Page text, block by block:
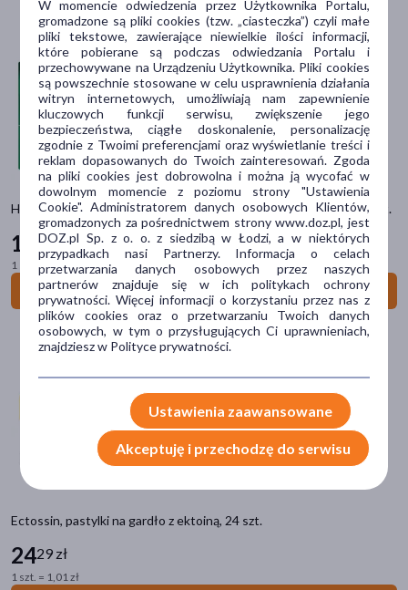
Hascosept smak cytrynowo-miodowy, 3 mg, pastylki twarde, 24 szt.
17 79 zł
1 szt. = 0,74 zł
Do koszyka
Ectossin, pastylki na gardło z ektoiną, 24 szt.
2429 zł
1 szt. = 1,01 zł
Marka
Cholinex(1)
DOZ PRODUCT(1)
Ectossin(1)
Emskie na gardło(2)
FaringoNatur(1)
pokaż więcej
Główne składniki
benzydamina
(20)
kwas hialuronowy(5)
olejek miętowy(5)
(5)
pokaż więcej
W momencie odwiedzenia przez Użytkownika Portalu,
gromadzone są pliki cookies (tzw. „ciasteczka”) czyli małe
pliki tekstowe, zawierające niewielkie ilości informacji,
które pobierane są podczas odwiedzania Portalu i
przechowywane na Urządzeniu Użytkownika. Pliki cookies
są powszechnie stosowane w celu usprawnienia działania
witryn internetowych, umożliwiają nam zapewnienie
kluczowych funkcji serwisu, zwiększenie jego
bezpieczeństwa, ciągłe doskonalenie, personalizację
zgodnie z Twoimi preferencjami oraz wyświetlanie treści i
reklam dopasowanych do Twoich zainteresowań. Zgoda
na pliki cookies jest dobrowolna i można ją wycofać w
dowolnym momencie z poziomu strony "Ustawienia
Cookie". Administratorem danych osobowych Klientów,
gromadzonych za pośrednictwem strony www.doz.pl, jest
DOZ.pl Sp. z o. o. z siedzibą w Łodzi, a w niektórych
przypadkach nasi Partnerzy. Informacja o celach
przetwarzania danych osobowych przez naszych
partnerów znajduje się w ich politykach ochrony
prywatności. Więcej informacji o korzystaniu przez nas z
plików cookies oraz o przetwarzaniu Twoich danych
osobowych, w tym o przysługujących Ci uprawnieniach,
znajdziesz w Polityce prywatności.
Ustawienia zaawansowane
Akceptuję i przechodzę do serwisu